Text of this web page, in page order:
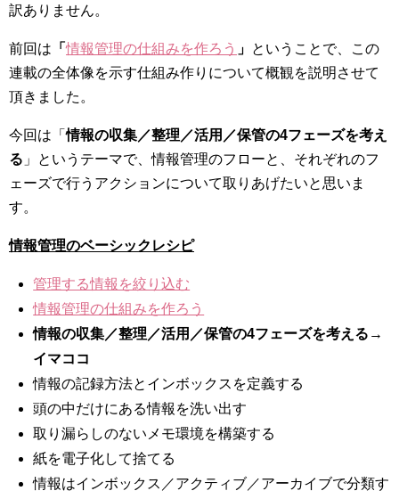
訳ありません。
前回は 「情報管理の仕組みを作ろう 」 ということで、この
連載の全体像を示す仕組み作りについて概観を説明させて
頂きました。
今回は「情報の収集／整理／活用／保管の4フェーズを考え
る 」というテーマで、情報管理のフローと、それぞれのフ
ェーズで行うアクションについて取りあげたいと思いま
す。
情報管理のベーシックレシピ
管理する情報を絞り込む
情報管理の仕組みを作ろう
情報の収集／整理／活用／保管の4フェーズを考える→
イマココ
情報の記録方法とインボックスを定義する
頭の中だけにある情報を洗い出す
取り漏らしのないメモ環境を構築する
紙を電子化して捨てる
情報はインボックス／アクティブ／アーカイブで分類す